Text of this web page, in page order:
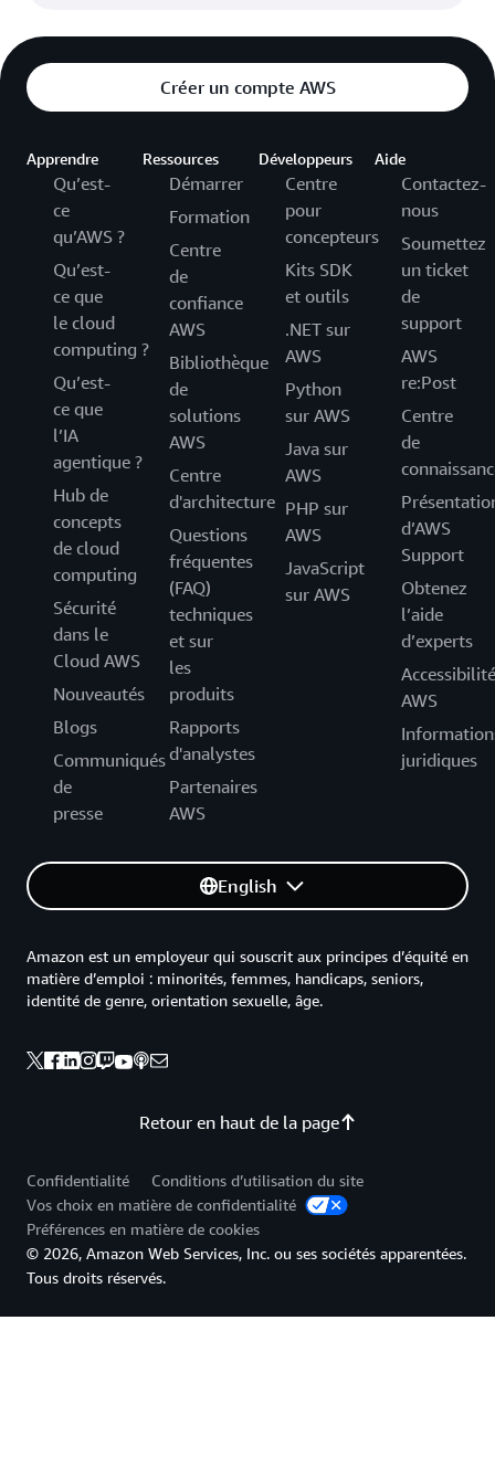
Créer un compte AWS
Apprendre
Qu’est-
ce
qu’AWS ?
Qu’est-
ce que
le cloud
computing ?
Qu’est-
ce que
l’IA
agentique ?
Hub de
concepts
de cloud
computing
Sécurité
dans le
Cloud AWS
Nouveautés
Blogs
Communiqués
de
presse
Ressources
Démarrer
Formation
Centre
de
confiance
AWS
Bibliothèque
de
solutions
AWS
Centre
d'architecture
Questions
fréquentes
(FAQ)
techniques
et sur
les
produits
Rapports
d'analystes
Partenaires
AWS
Développeurs
Centre
pour
concepteurs
Kits SDK
et outils
.NET sur
AWS
Python
sur AWS
Java sur
AWS
PHP sur
AWS
JavaScript
sur AWS
Aide
Contactez-
nous
Soumettez
un ticket
de
support
AWS
re:Post
Centre
de
d’AWS
Support
Obtenez
l’aide
d’experts
Accessibilité
AWS
juridiques
English
Retour en haut de la page
Amazon est un employeur qui souscrit aux principes d’équité en
matière d’emploi : minorités, femmes, handicaps, seniors,
identité de genre, orientation sexuelle, âge.
Confidentialité
Conditions d’utilisation du site
Vos choix en matière de confidentialité
Préférences en matière de cookies
© 2026, Amazon Web Services, Inc. ou ses sociétés apparentées.
Tous droits réservés.